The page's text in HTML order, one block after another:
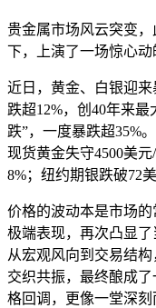
贵金属市场风云突变
下，上演了一场惊心动
近日，黄金、白银迎
跌超12%，创40年来
跌”，一度暴跌超35%
现货黄金失守4500美
8%；纽约期银跌破72
价格的波动本是市场
极端表现，再次凸显了
从宏观风向到交易结
交织共振，最终酿成
格回调，更像一堂深刻